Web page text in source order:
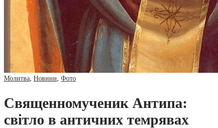
Молитва Новини Фото
Священномученик Антипа:
світло в античних темрявах